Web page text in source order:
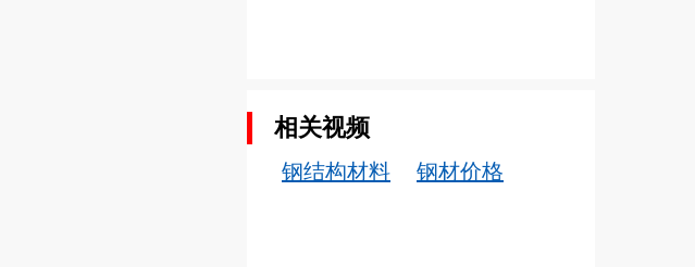
相关视频
钢结构材料 钢材价格